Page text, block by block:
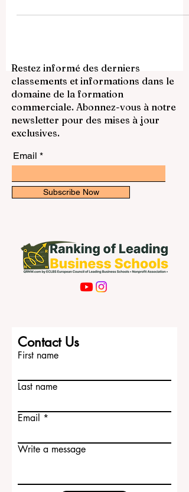
au monde grâce à la diversité de leurs
programmes, à leurs possibilités de
recherche, à leurs campus multiculturels
et à leurs réseaux professionnels. Pour les
étudiants francophones, étudier aux États-
Unis peut représenter une expérience
Restez informé des derniers
classements et informations dans le
domaine de la formation
commerciale. Abonnez-vous à notre
exclusives.
Email
First name
Last name
Email